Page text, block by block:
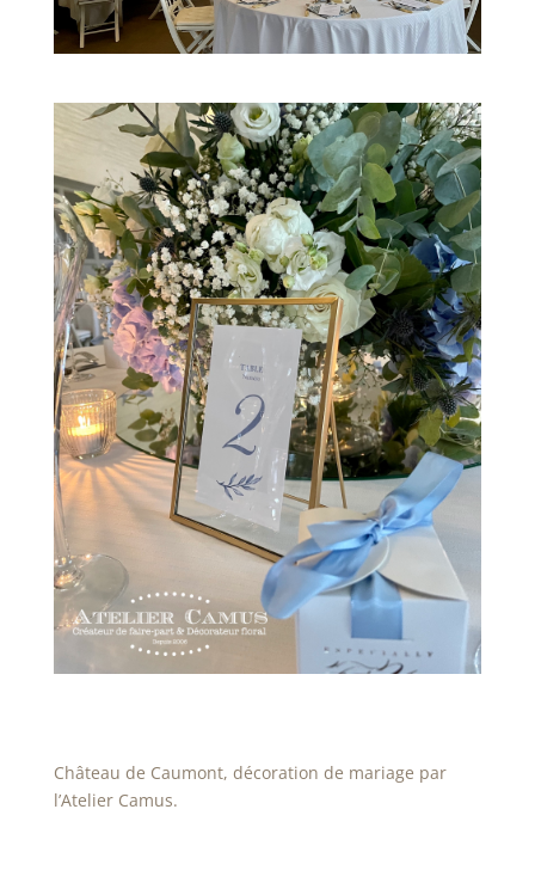
Château de Caumont, décoration de mariage par
l’Atelier Camus.